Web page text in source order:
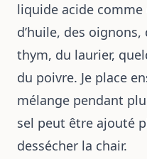
liquide acide
d’huile, des oignons,
thym, du laurier,
du poivre. Je place
mélange pendant
sel peut être ajouté
dessécher la chair.